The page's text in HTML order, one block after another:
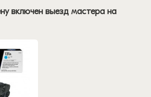
включен выезд мастера на